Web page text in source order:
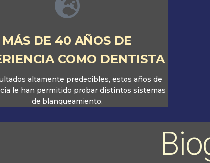
MÁS DE 40 AÑOS DE
COMO DENTISTA
altamente predecibles, estos años de
le han permitido probar distintos sistemas
de blanqueamiento.